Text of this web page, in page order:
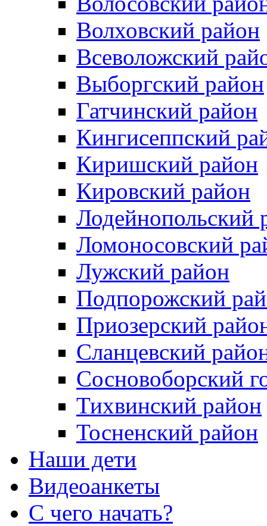
Волховский район
Всеволожский
Выборгский район
Гатчинский район
Кингисеппский
Киришский район
Кировский район
Лодейнопольский
Ломоносовский
Лужский район
Подпорожский
Приозерский
Сланцевский
Сосновоборский
Тихвинский район
Тосненcкий район
Наши дети
Видеоанкеты
С чего начать?